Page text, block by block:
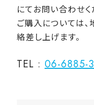
にてお問い合わせく
ご購入については
絡差し上げます。
TEL : 06-6885-